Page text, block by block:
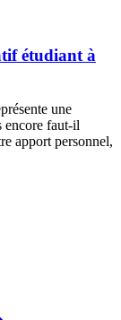
étudiant à
une
encore faut-il
apport personnel,